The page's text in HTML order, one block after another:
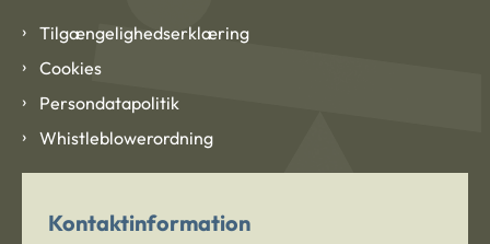
Tilgængelighedserklæring
Cookies
Persondatapolitik
Whistleblowerordning
Kontaktinformation